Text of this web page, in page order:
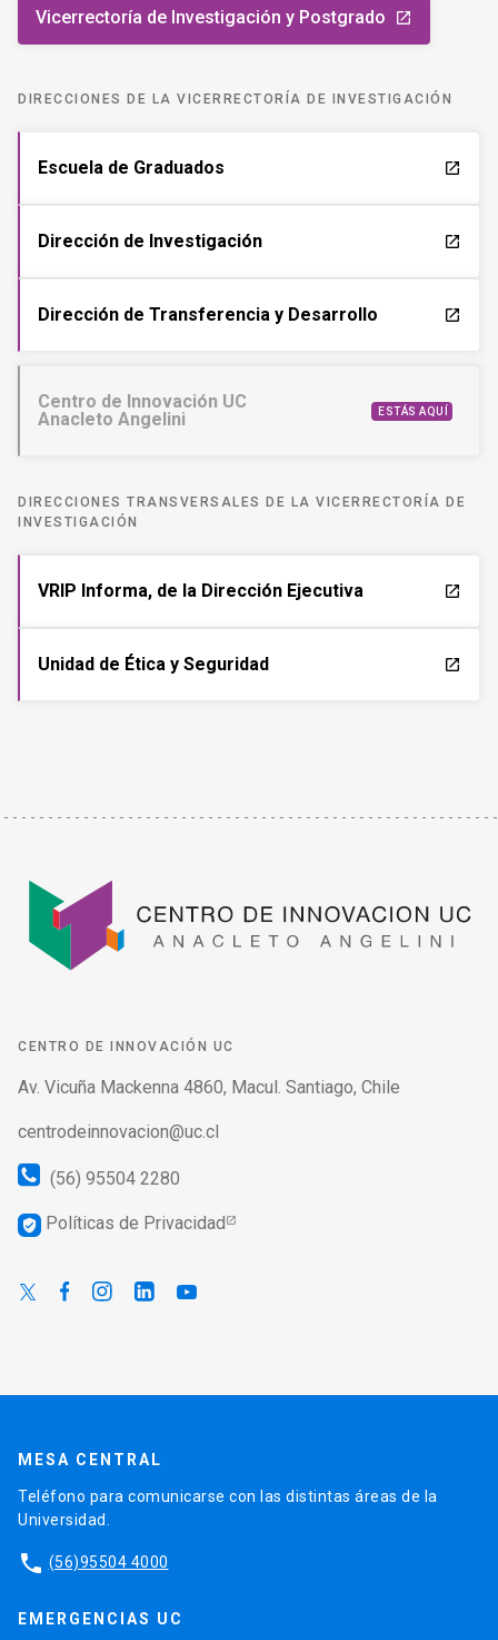
Vicerrectoría de Investigación y Postgrado launch
DIRECCIONES DE LA VICERRECTORÍA DE INVESTIGACIÓN
Escuela de Graduados launch
Dirección de Investigación launch
Dirección de Transferencia y Desarrollo launch
Centro de Innovación UC
Anacleto Angelini
ESTÁS AQUÍ
DIRECCIONES TRANSVERSALES DE LA VICERRECTORÍA DE
INVESTIGACIÓN
VRIP Informa, de la Dirección Ejecutiva launch
Unidad de Ética y Seguridad launch
CENTRO DE INNOVACIÓN UC
Av. Vicuña Mackenna 4860, Macul. Santiago, Chile
centrodeinnovacion@uc.cl
(56) 95504 2280
verified_user Políticas de Privacidad
MESA CENTRAL
Teléfono para comunicarse con las distintas áreas de la
Universidad.
phone (56)95504 4000
EMERGENCIAS UC